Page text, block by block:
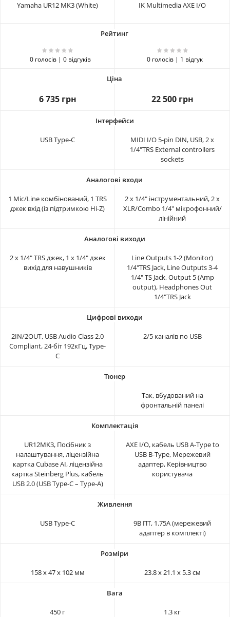
Yamaha UR12 MK3 (White) IK Multimedia AXE I/O
0 голосів | 0 відгуків 0 голосів | 1 відгук
6 735 грн 22 500 грн
USB Type-C
MIDI I/O 5-pin DIN, USB, 2 x
1/4"TRS External controllers
sockets
1 Mic/Line комбінований, 1 TRS
джек вхід (із підтримкою Hi-Z)
2 x 1/4" інструментальний, 2 x
XLR/Combo 1/4" мікрофонний/
лінійний
2 х 1/4" TRS джек, 1 х 1/4" джек
вихід для навушників
Line Outputs 1-2 (Monitor)
1/4"TRS Jack, Line Outputs 3-4
1/4" TS Jack, Output 5 (Amp
output), Headphones Out
1/4"TRS Jack
2IN/2OUT, USB Audio Class 2.0
Compliant, 24-біт 192кГц, Type-
C
2/5 каналів по USB
Так, вбудований на
фронтальній панелі
UR12MK3, Посібник з
налаштування, ліцензійна
картка Cubase AI, ліцензійна
картка Steinberg Plus, кабель
USB 2.0 (USB Type-C – Type-A)
AXE I/O, кабель USB A-Type to
USB B-Type, Мережевий
адаптер, Керівництво
користувача
USB Type-C
9В ПТ, 1.75A (мережевий
адаптер в комплекті)
158 х 47 х 102 мм 23.8 x 21.1 x 5.3 см
450 г 1.3 кг